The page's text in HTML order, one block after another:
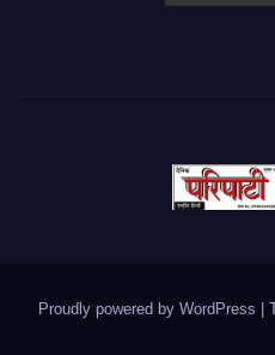
Proudly powered by WordPress